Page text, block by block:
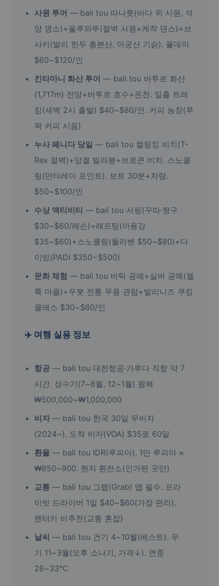
사원 투어 — bali tou 따나롯(바다 위 사원, 석
양 명소)+울루와뚜(절벽 사원+케착 댄스)+브
사키(발리 힌두 총본산, 아궁산 기슭). 풀데이
$60~$120/인
킨타마니 화산 투어 — bali tou 바투르 화산
(1,717m) 전망+바투르 호수+온천. 일출 트레
킹(새벽 2시 출발) $40~$80/인. 커피 농장(루
왁 커피 시음)
누사 페니다 당일 — bali tou 켈링킹 비치(T-
Rex 절벽)+앙겔 빌라봉+브로큰 비치. 스노클
링(만타레이 포인트). 보트 30분+차량.
$50~$100/인
수상 액티비티 — bali tou 서핑(꾸따·짱구
$30~$60/레슨)+래프팅(아융강
$35~$60)+스노클링(뚤라벤 $50~$80)+다
이빙(PADI $350~$500)
문화 체험 — bali tou 바틱 공예+실버 공예(첼
룩 마을)+우붓 전통 무용 관람+발리니즈 쿠킹
클래스 $30~$60/인
✈️ 여행 실용 정보
항공 — bali tou 대한항공·가루다 직항 약 7
시간. 성수기(7~8월, 12~1월) 왕복
₩500,000~₩1,000,000
비자 — bali tou 한국 30일 무비자
(2024~). 도착 비자(VOA) $35로 60일
환율 — bali tou IDR(루피아). 1만 루피아 ≈
₩850~900. 현지 환전소(인가된 곳만)
교통 — bali tou 그랩(Grab) 앱 필수. 프라
이빗 드라이버 1일 $40~$60(가장 편리).
렌터카 비추천(교통 혼잡)
날씨 — bali tou 건기 4~10월(베스트). 우
기 11~3월(오후 소나기, 가격↓). 연중
28~33°C